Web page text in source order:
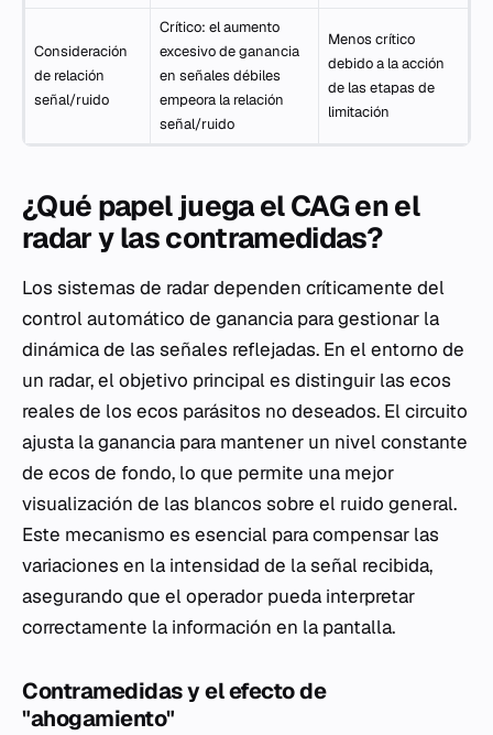
Consideración
de relación
señal/ruido
Crítico: el aumento
excesivo de ganancia
en señales débiles
empeora la relación
señal/ruido
Menos crítico
debido a la acción
de las etapas de
limitación
¿Qué papel juega el CAG en el
radar y las contramedidas?
Los sistemas de radar dependen críticamente del
control automático de ganancia para gestionar la
dinámica de las señales reflejadas. En el entorno de
un radar, el objetivo principal es distinguir las ecos
reales de los ecos parásitos no deseados. El circuito
ajusta la ganancia para mantener un nivel constante
de ecos de fondo, lo que permite una mejor
visualización de las blancos sobre el ruido general.
Este mecanismo es esencial para compensar las
variaciones en la intensidad de la señal recibida,
asegurando que el operador pueda interpretar
correctamente la información en la pantalla.
Contramedidas y el efecto de
"ahogamiento"